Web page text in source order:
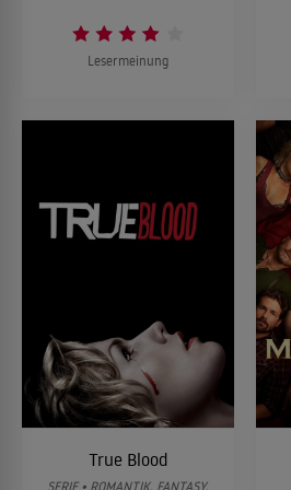
Lesermeinung
True Blood
SERIE • ROMANTIK, FANTASY,